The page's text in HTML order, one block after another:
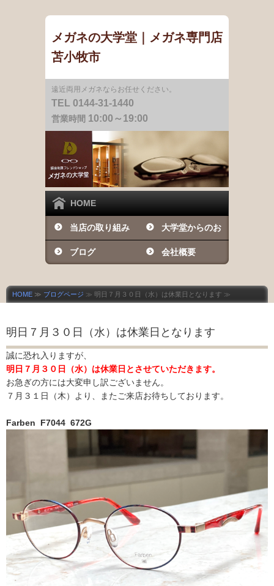
メガネの大学堂｜メガネ専門店
苫小牧市
遠近両用メガネならお任せください。
TEL 0144-31-1440
営業時間 10:00～19:00
HOME
当店の取り組み 大学堂からのお
知らせ
ブログ 会社概要
HOME ≫ ブログページ ≫ 明日７月３０日（水）は休業日となります ≫
明日７月３０日（水）は休業日となります
誠に恐れ入りますが、
明日７月３０日（水）は休業日とさせていただきます。
お急ぎの方には大変申し訳ございません。
７月３１日（木）より、またご来店お待ちしております。
Farben F7044 672G